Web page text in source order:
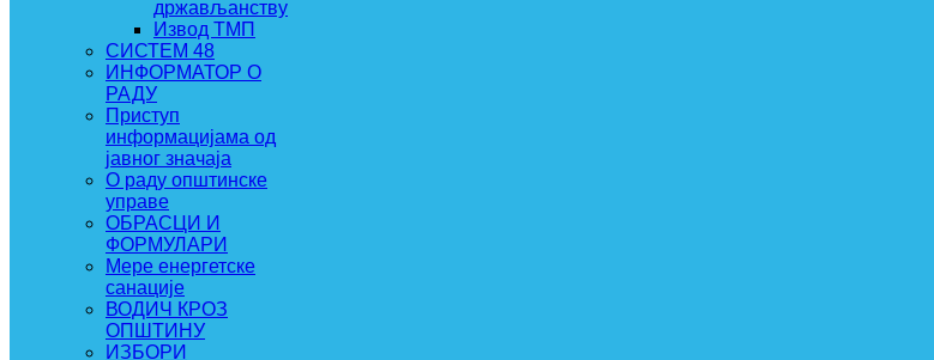
држављанству
Извод ТМП
СИСТЕМ 48
ИНФОРМАТОР О
РАДУ
Приступ
информацијама од
јавног значаја
О раду општинске
управе
ОБРАСЦИ И
ФОРМУЛАРИ
Мере енергетске
санације
ВОДИЧ КРОЗ
ОПШТИНУ
ИЗБОРИ